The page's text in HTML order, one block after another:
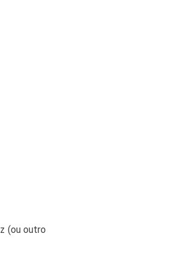
(ou outro